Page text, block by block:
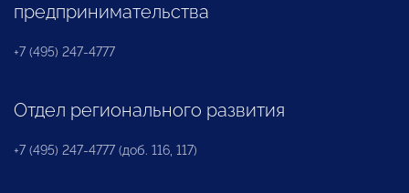
предпринимательства
+7 (495) 247-4777
Отдел регионального развития
+7 (495) 247-4777 (доб. 116, 117)